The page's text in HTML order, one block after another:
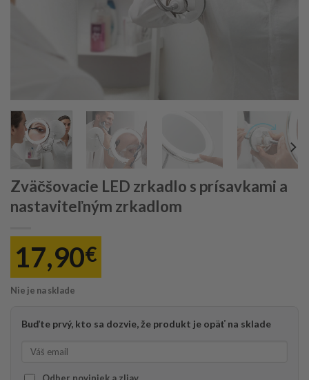
Zväčšovacie LED zrkadlo s prísavkami a
nastaviteľným zrkadlom
17,90€
Nie je na sklade
Buďte prvý, kto sa dozvie, že produkt je opäť na sklade